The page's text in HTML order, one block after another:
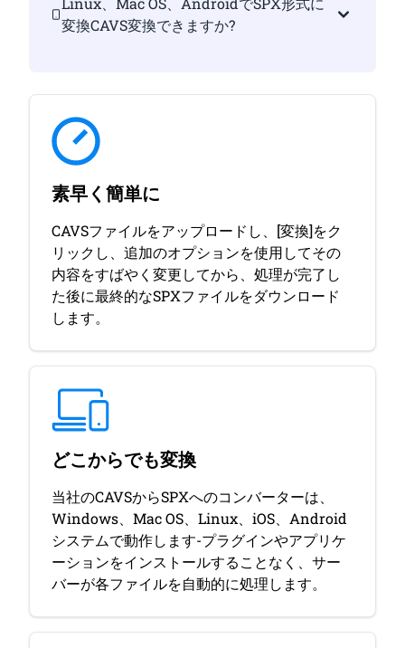
変換CAVS変換できますか?
素早く簡単に
CAVSファイルをアップロードし、[変換]をク
リックし、追加のオプションを使用してその
内容をすばやく変更してから、処理が完了し
た後に最終的なSPXファイルをダウンロード
します。
どこからでも変換
当社のCAVSからSPXへのコンバーターは、
Windows、Mac OS、Linux、iOS、Android
システムで動作します-プラグインやアプリケ
ーションをインストールすることなく、サー
バーが各ファイルを自動的に処理します。